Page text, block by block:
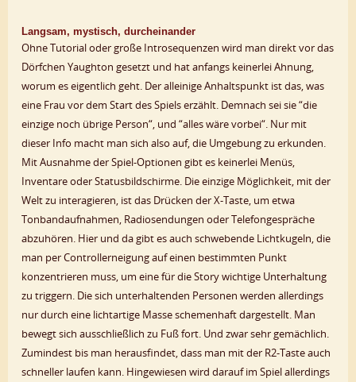
Langsam, mystisch, durcheinander
Ohne Tutorial oder große Introsequenzen wird man direkt vor das
Dörfchen Yaughton gesetzt und hat anfangs keinerlei Ahnung,
worum es eigentlich geht. Der alleinige Anhaltspunkt ist das, was
eine Frau vor dem Start des Spiels erzählt. Demnach sei sie “die
einzige noch übrige Person“, und “alles wäre vorbei“. Nur mit
dieser Info macht man sich also auf, die Umgebung zu erkunden.
Mit Ausnahme der Spiel-Optionen gibt es keinerlei Menüs,
Inventare oder Statusbildschirme. Die einzige Möglichkeit, mit der
Welt zu interagieren, ist das Drücken der X-Taste, um etwa
Tonbandaufnahmen, Radiosendungen oder Telefongespräche
abzuhören. Hier und da gibt es auch schwebende Lichtkugeln, die
man per Controllerneigung auf einen bestimmten Punkt
konzentrieren muss, um eine für die Story wichtige Unterhaltung
zu triggern. Die sich unterhaltenden Personen werden allerdings
nur durch eine lichtartige Masse schemenhaft dargestellt. Man
bewegt sich ausschließlich zu Fuß fort. Und zwar sehr gemächlich.
Zumindest bis man herausfindet, dass man mit der R2-Taste auch
schneller laufen kann. Hingewiesen wird darauf im Spiel allerdings